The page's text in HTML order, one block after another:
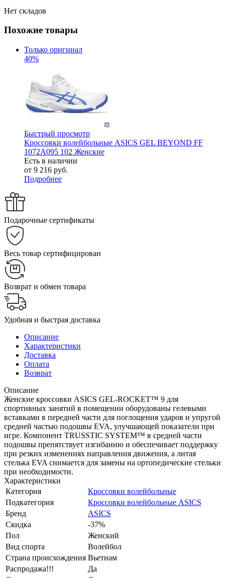
Нет складов
Похожие товары
Только оригинал
40%
Быстрый просмотр
Кроссовки волейбольные ASICS GEL BEYOND FF
1072A095 102 Женские
Есть в наличии
от 9 216 руб.
Подробнее
Подарочные сертификаты
Весь товар сертифицирован
Возврат и обмен товара
Удобная и быстрая доставка
Описание
Характеристики
Доставка
Оплата
Возврат
Описание
Женские кроссовки ASICS GEL-ROCKET™ 9 для
спортивных занятий в помещении оборудованы гелевыми
вставками в передней части для поглощения ударов и упругой
средней частью подошвы EVA, улучшающей показатели при
игре. Компонент TRUSSTIC SYSTEM™ в средней части
подошвы препятствует изгибанию и обеспечивает поддержку
при резких изменениях направления движения, а литая
стелька EVA снимается для замены на ортопедические стельки
при необходимости.
Характеристики
Категория
Кроссовки волейбольные
Подкатегория
Кроссовки волейбольные ASICS
Бренд
ASICS
Скидка
-37%
Пол
Женский
Вид спорта
Волейбол
Страна происхождения Вьетнам
Распродажа!!!
Да